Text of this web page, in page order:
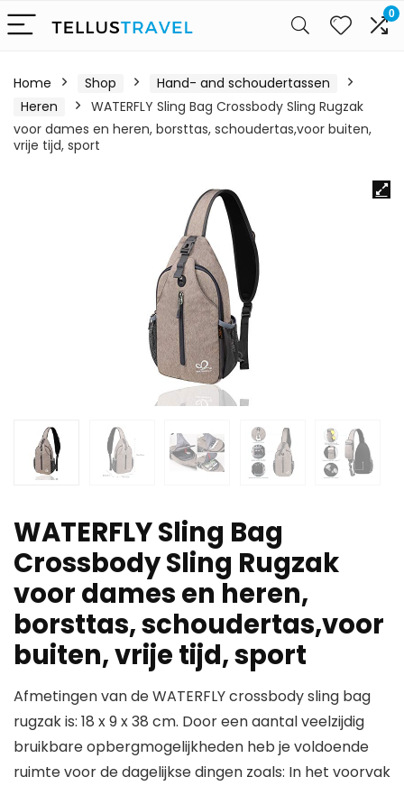
0
Home Shop
Hand- and schoudertassen
Heren
WATERFLY Sling Bag Crossbody Sling Rugzak
voor dames en heren, borsttas, schoudertas,voor buiten,
vrije tijd, sport
WATERFLY Sling Bag
Crossbody Sling Rugzak
voor dames en heren,
borsttas, schoudertas,voor
buiten, vrije tijd, sport
Afmetingen van de WATERFLY crossbody sling bag
rugzak is: 18 x 9 x 38 cm. Door een aantal veelzijdig
bruikbare opbergmogelijkheden heb je voldoende
ruimte voor de dagelijkse dingen zoals: In het voorvak